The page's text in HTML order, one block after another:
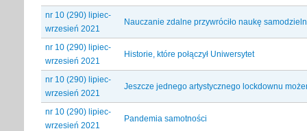
nr 10 (290) lipiec-
wrzesień 2021
Nauczanie zdalne przywróciło naukę
nr 10 (290) lipiec-
wrzesień 2021
Historie, które połączył Uniwersytet
nr 10 (290) lipiec-
wrzesień 2021
Jeszcze jednego artystycznego lockdownu
nr 10 (290) lipiec-
wrzesień 2021
Pandemia samotności